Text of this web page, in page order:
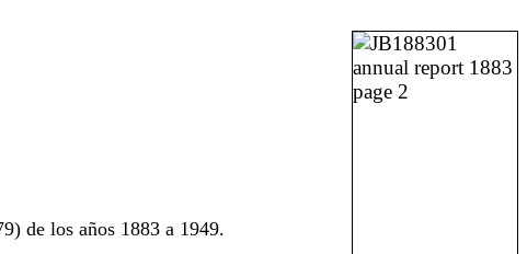
de los años 1883 a 1949.